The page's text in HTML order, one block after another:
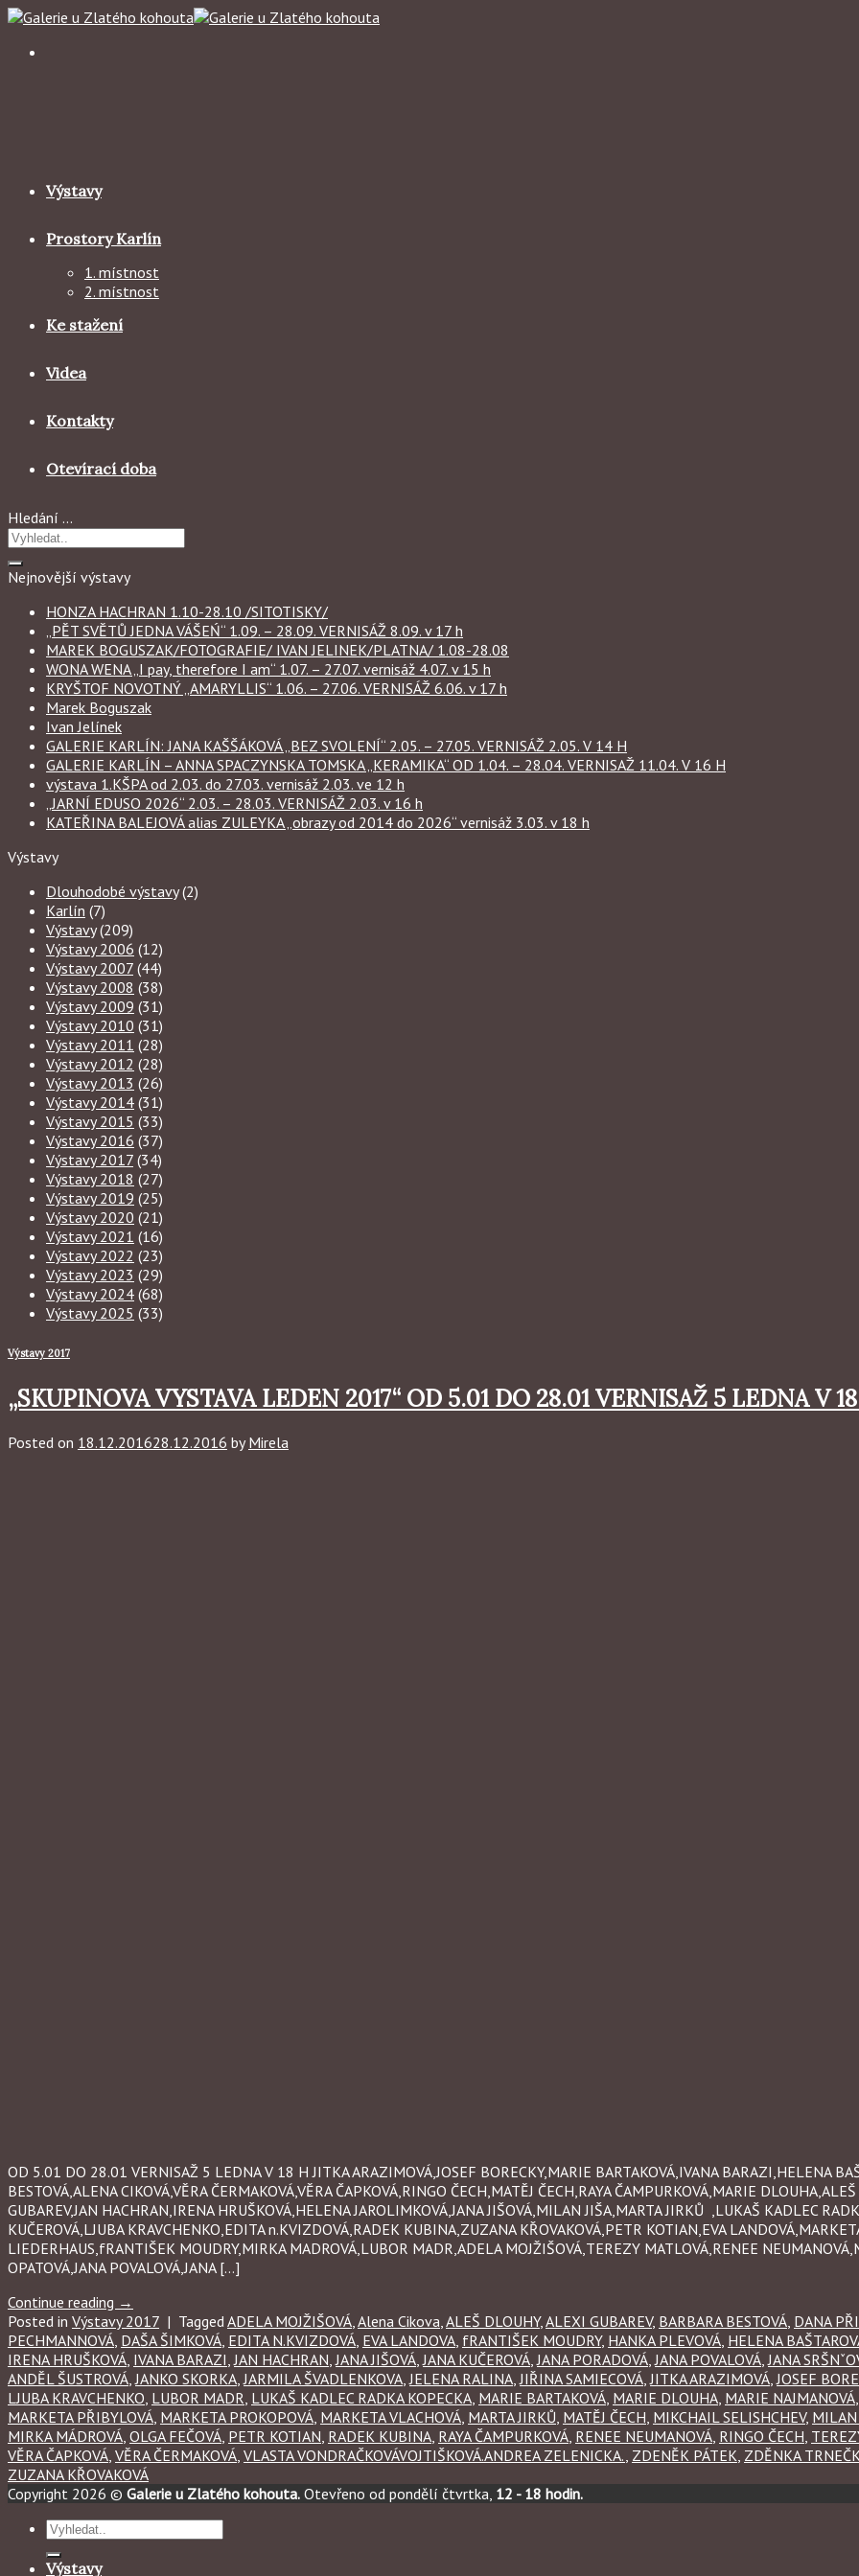
Skip
content
Výstavy
Prostory Karlín
1. místnost
2. místnost
Ke stažení
Videa
Kontakty
Otevírací doba
Hledání …
Nejnovější výstavy
HONZA HACHRAN 1.10-28.10 /SITOTISKY/
„PĚT SVĚTŮ JEDNA VÁŠEŃ“ 1.09. – 28.09. VERNISÁŽ 8.09. v 17 h
MAREK BOGUSZAK/FOTOGRAFIE/ IVAN JELINEK/PLATNA/ 1.08-28.08
WONA WENA „I pay, therefore I am“ 1.07. – 27.07. vernisáž 4.07. v 15 h
KRYŠTOF NOVOTNÝ „AMARYLLIS“ 1.06. – 27.06. VERNISÁŽ 6.06. v 17 h
Marek Boguszak
Ivan Jelínek
GALERIE KARLÍN: JANA KAŠŠÁKOVÁ „BEZ SVOLENÍ“ 2.05. – 27.05. VERNISÁŽ 2.05. V 14 H
GALERIE KARLÍN – ANNA SPACZYNSKA TOMSKA „KERAMIKA“ OD 1.04. – 28.04. VERNISAŽ 11.04. V 16 H
výstava 1.KŠPA od 2.03. do 27.03. vernisáž 2.03. ve 12 h
„JARNÍ EDUSO 2026“ 2.03. – 28.03. VERNISÁŽ 2.03. v 16 h
KATEŘINA BALEJOVÁ alias ZULEYKA „obrazy od 2014 do 2026“ vernisáž 3.03. v 18 h
Výstavy
Dlouhodobé výstavy(2)
Karlín (7)
Výstavy(209)
Výstavy 2006 (12)
Výstavy 2007 (44)
Výstavy 2008 (38)
Výstavy 2009 (31)
Výstavy 2010 (31)
Výstavy 2011 (28)
Výstavy 2012 (28)
Výstavy 2013 (26)
Výstavy 2014 (31)
Výstavy 2015 (33)
Výstavy 2016 (37)
Výstavy 2017 (34)
Výstavy 2018 (27)
Výstavy 2019 (25)
Výstavy 2020 (21)
Výstavy 2021 (16)
Výstavy 2022 (23)
Výstavy 2023 (29)
Výstavy 2024 (68)
Výstavy 2025 (33)
Výstavy 2017
„SKUPINOVA VYSTAVA LEDEN 2017“ OD 5.01 DO 28.01 VERNISAŽ 5 LEDNA V
Posted on 18.12.201628.12.2016 byMirela
OD 5.01 DO 28.01 VERNISAŽ 5 LEDNA V 18 H JITKA ARAZIMOVÁ,JOSEF BORECKY,MARIE BARTAKOVÁ,IVANA BARAZI,HELENA
BESTOVÁ,ALENA CIKOVÁ,VĚRA ČERMAKOVÁ,VĚRA ČAPKOVÁ,RINGO ČECH,MATĚJ ČECH,RAYA ČAMPURKOVÁ,MARIE
GUBAREV,JAN HACHRAN,IRENA HRUŠKOVÁ,HELENA JAROLIMKOVÁ,JANA JIŠOVÁ,MILAN JIŠA,MARTA JIRKŮ ,LUKAŠ KADLEC
KUČEROVÁ,LJUBA KRAVCHENKO,EDITA n.KVIZDOVÁ,RADEK KUBINA,ZUZANA KŘOVAKOVÁ,PETR KOTIAN,EVA
LIEDERHAUS,fRANTIŠEK MOUDRY,MIRKA MADROVÁ,LUBOR MADR,ADELA MOJŽIŠOVÁ,TEREZY MATLOVÁ,RENEE
OPATOVÁ,JANA POVALOVÁ,JANA […]
Continue reading →
Posted in Výstavy 2017 | Tagged ADELA MOJŽIŠOVÁ Alena Cikova ALEŠ DLOUHY, ALEXI GUBAREV, BARBARA BESTOVÁ DANA
PECHMANNOVÁ DAŠA ŠIMKOVÁ EDITA N.KVIZDOVÁ EVA LANDOVA fRANTIŠEK MOUDRY, HANKA PLEVOVÁ HELENA
IRENA HRUŠKOVÁ IVANA BARAZI JAN HACHRAN JANA JIŠOVÁ JANA KUČEROVÁ JANA PORADOVÁ JANA POVALOVÁ JANA
ANDĚL ŠUSTROVÁ JANKO SKORKA JARMILA ŠVADLENKOVA JELENA RALINA JIŘINA SAMIECOVÁ JITKA ARAZIMOVÁ JOSEF
LJUBA KRAVCHENKO LUBOR MADR LUKAŠ KADLEC RADKA KOPECKA MARIE BARTAKOVÁ MARIE DLOUHA MARIE NAJMANOVÁ
MARKETA PŘIBYLOVÁ MARKETA PROKOPOVÁ MARKETA VLACHOVÁ MARTA JIRKŮ MATĚJ ČECH MIKCHAIL SELISHCHEV, MILAN
MIRKA MÁDROVÁ OLGA FEČOVÁ PETR KOTIAN RADEK KUBINA RAYA ČAMPURKOVÁ RENEE NEUMANOVÁ RINGO ČECH
VĚRA ČAPKOVÁ VĚRA ČERMAKOVÁ VLASTA VONDRAČKOVÁVOJTIŠKOVÁ.ANDREA ZELENICKA. ZDENĚK PÁTEK ZDĚNKA
ZUZANA KŘOVAKOVÁ
Copyright 2026 © Galerie u Zlatého kohouta. Otevřeno od pondělí čtvrtka, 12 - 18 hodin.
Hledat:
Výstavy